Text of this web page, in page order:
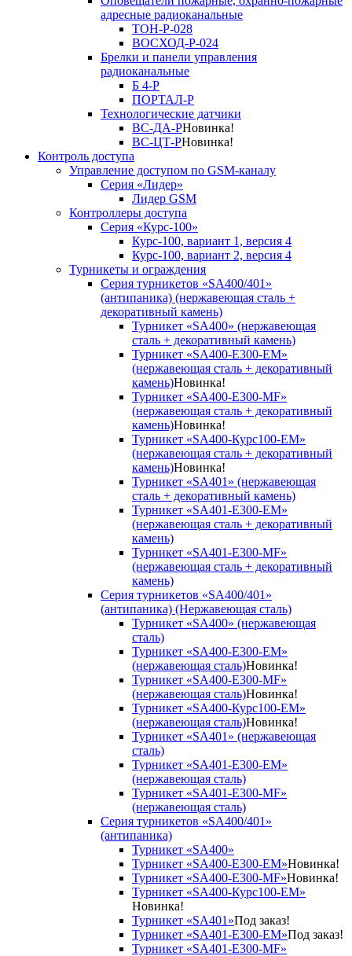
адресные радиоканальные
ТОН-Р-028
ВОСХОД-Р-024
Брелки и панели управления
радиоканальные
Б 4-Р
ПОРТАЛ-Р
Технологические датчики
ВС-ДА-РНовинка!
ВС-ЦТ-РНовинка!
Контроль доступа
Управление доступом по GSM-каналу
Серия «Лидер»
Лидер GSM
Контроллеры доступа
Серия «Курс-100»
Курс-100, вариант 1, версия 4
Курс-100, вариант 2, версия 4
Турникеты и ограждения
Серия турникетов «SA400/401»
(антипаника) (нержавеющая сталь +
декоративный камень)
Турникет «SA400» (нержавеющая
сталь + декоративный камень)
Турникет «SA400-Е300-EM»
(нержавеющая сталь + декоративный
камень)Новинка!
Турникет «SA400-Е300-MF»
(нержавеющая сталь + декоративный
камень)Новинка!
Турникет «SA400-Курс100-EM»
(нержавеющая сталь + декоративный
камень)Новинка!
Турникет «SA401» (нержавеющая
сталь + декоративный камень)
Турникет «SA401-E300-EM»
(нержавеющая сталь + декоративный
камень)
Турникет «SA401-E300-MF»
(нержавеющая сталь + декоративный
камень)
Серия турникетов «SA400/401»
(антипаника) (Нержавеющая сталь)
Турникет «SA400» (нержавеющая
сталь)
Турникет «SA400-Е300-EM»
(нержавеющая сталь)Новинка!
Турникет «SA400-Е300-MF»
(нержавеющая сталь)Новинка!
Турникет «SA400-Курс100-EM»
(нержавеющая сталь)Новинка!
Турникет «SA401» (нержавеющая
сталь)
Турникет «SA401-E300-EM»
(нержавеющая сталь)
Турникет «SA401-E300-MF»
(нержавеющая сталь)
Серия турникетов «SA400/401»
(антипаника)
Турникет «SA400»
Турникет «SA400-Е300-EM»Новинка!
Турникет «SA400-Е300-MF»Новинка!
Турникет «SA400-Курс100-EM»
Новинка!
Турникет «SA401»Под заказ!
Турникет «SA401-E300-EM»Под заказ!
Турникет «SA401-E300-MF»